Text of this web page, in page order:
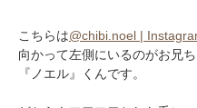
こちらは@chibi.noel |
向かって左側にいるのがお兄
『ノエル』くんです。